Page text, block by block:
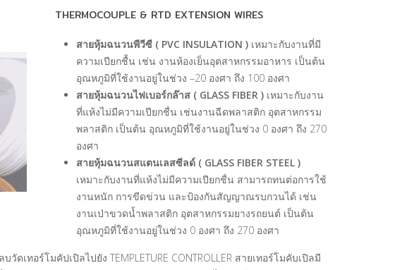
THERMOCOUPLE & RTD EXTENSION WIRES
สายหุ้มฉนวนพีวีซี ( PVC INSULATION )เหมาะกับงานที่มี
ความเปียกชื้น เช่น งานห้องเย็นอุตสาหกรรมอาหาร เป็นต้น
อุณหภูมิที่ใช้งานอยู่ในช่วง –20 องศา ถึง 100 องศา
สายหุ้มฉนวนไฟเบอร์กล๊าส ( GLASS FIBER )เหมาะกับงาน
ที่แห้งไม่มีความเปียกชื่น เช่นงานฉีดพลาสติก อุตสาหกรรม
พลาสติก เป็นต้น อุณหภูมิที่ใช้งานอยู่ในช่วง 0 องศา ถึง 270
องศา
สายหุ้มฉนวนสแตนเลสซีลด์ ( GLASS FIBER STEEL )
เหมาะกับงานที่แห้งไม่มีความเปียกชื่น สามารถทนต่อการใช้
งานหนัก การขีดข่วน และป้องกันสัญญาณรบกวนได้ เช่น
งานเป่าขวดน้ำพลาสติก อุตสาหกรรมยางรถยนต์ เป็นต้น
อุณหภูมิที่ใช้งานอยู่ในช่วง 0 องศา ถึง 270 องศา
เทอร์โมคัปเปิลไปยัง TEMPLETURE CONTROLLER สายเทอร์โมคับเปิลมี